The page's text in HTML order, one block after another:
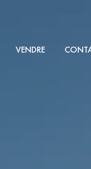
VENDRE